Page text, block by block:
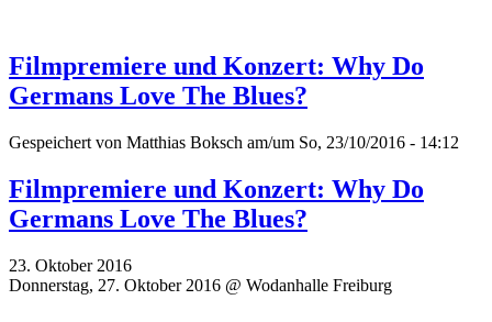
Filmpremiere und Konzert: Why Do
Germans Love The Blues?
Gespeichert von Matthias Boksch am/um So, 23/10/2016 - 14:12
Filmpremiere und Konzert: Why Do
Germans Love The Blues?
23. Oktober 2016
Donnerstag, 27. Oktober 2016 @ Wodanhalle Freiburg